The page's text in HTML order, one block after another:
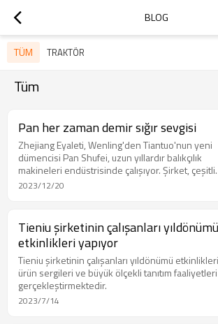
BLOG
TÜM TRAKTÖR
Tüm
Pan her zaman demir sığır sevgisi
Zhejiang Eyaleti, Wenling'den Tiantuo'nun yeni
dümencisi Pan Shufei, uzun yıllardır balıkçılık
makineleri endüstrisinde çalışıyor. Şirket, çeşitli
türlerde 100.000'den fazla balıkçılık makinesi
Tarım makineleri sektöründen ve günün
sürüklenmesinden iyimser olan Pan Lufei öfkeyle
günlük gecikmeyi devraldı ve kuvvetli rüzgarı
canlandırmak istedi.
2023/12/20
Tieniu şirketinin çalışanları yıldönümü
etkinlikleri yapıyor
Tieniu şirketinin çalışanları yıldönümü
ürün sergileri ve büyük ölçekli tanıtım faaliyetleri
gerçekleştirmektedir.
2023/7/14